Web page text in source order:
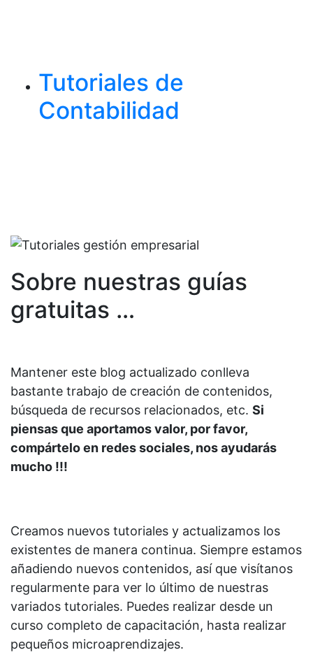
Tutoriales de
Contabilidad
Sobre nuestras guías
gratuitas …
Mantener este blog actualizado conlleva
bastante trabajo de creación de contenidos,
búsqueda de recursos relacionados, etc. Si
piensas que aportamos valor, por favor,
compártelo en redes sociales, nos ayudarás
mucho !!!
Creamos nuevos tutoriales y actualizamos los
existentes de manera continua. Siempre estamos
añadiendo nuevos contenidos, así que visítanos
regularmente para ver lo último de nuestras
variados tutoriales. Puedes realizar desde un
curso completo de capacitación, hasta realizar
pequeños microaprendizajes.